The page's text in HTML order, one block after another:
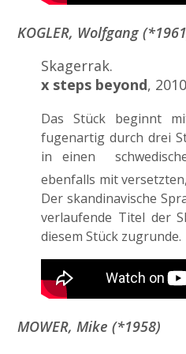
KOGLER, Wolfgang
Skagerrak.
x steps beyond,
Das Stück beginnt
fugenartig durch drei
in einen
ebenfalls mit
Der skandinavische
verlaufende Titel der
diesem Stück zugrunde.
MOWER, Mike (*1958)